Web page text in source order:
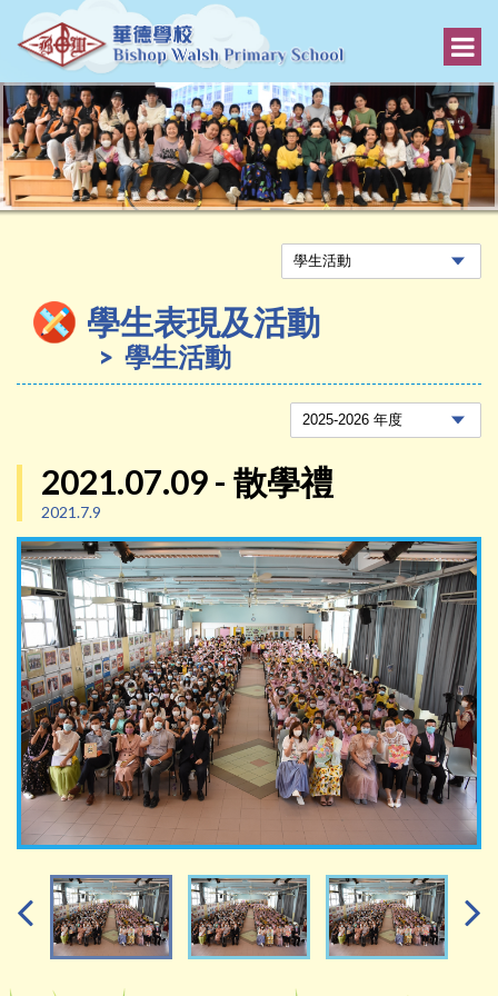
學生表現及活動
學生活動
2021.07.09 - 散學禮
2021.7.9